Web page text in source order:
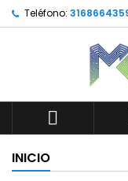
Teléfono:

INICIO